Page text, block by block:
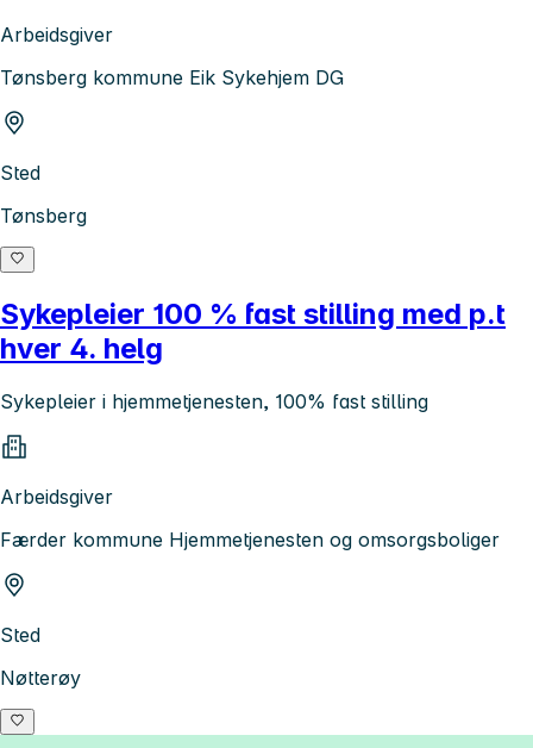
Arbeidsgiver
Tønsberg kommune Eik Sykehjem DG
Sted
Tønsberg
Sykepleier 100 % fast stilling med p.t
hver 4. helg
Sykepleier i hjemmetjenesten, 100% fast stilling
Arbeidsgiver
Færder kommune Hjemmetjenesten og omsorgsboliger
Sted
Nøtterøy